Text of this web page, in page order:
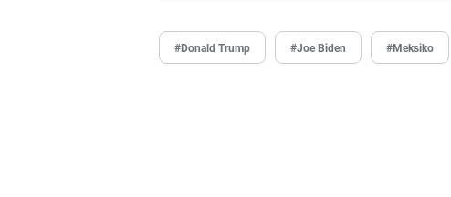
#Donald Trump #Joe Biden #Meksiko